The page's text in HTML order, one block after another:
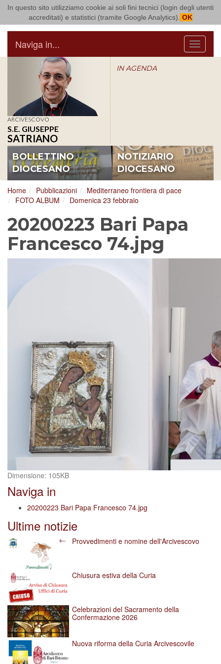
In questo sito utilizziamo cookie ai soli fini tecnici (login degli utenti
accreditati) e statistici (tramite Google Analytics). OK
Arcidiocesi di Bari Bitonto
Menu
Naviga in...
ARCIVESCOVO
S.E. GIUSEPPE
SATRIANO
IN AGENDA
BOLLETTINO
DIOCESANO
NOTIZIARIO
DIOCESANO
Home Pubblicazioni
Mediterraneo frontiera di pace
FOTO ALBUM
Domenica 23 febbraio
20200223 Bari Papa
Francesco 74.jpg
Clicca
per
vedere
l'immagine
dimensioni
Dimensione: 105KB
Naviga in
20200223 Bari Papa Francesco 74.jpg
Ultime notizie
Provvedimenti e nomine dell'Arcivescovo
Chiusura estiva della Curia
Celebrazioni del Sacramento della
Confermazione 2026
Nuova riforma della Curia Arcivescovile